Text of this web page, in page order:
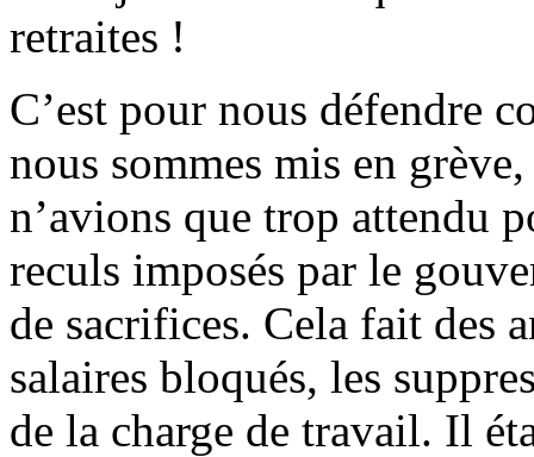
retraites !
C’est pour nous défendre
nous sommes mis en
n’avions que trop attendu
reculs imposés par le
de sacrifices. Cela fait des
salaires bloqués, les
de la charge de travail. Il